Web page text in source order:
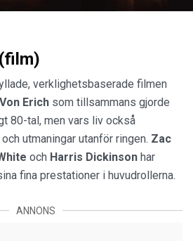
verklighetsbaserade filmen
Von Erich som tillsammans gjorde
80-tal, men vars liv också
utmaningar utanför ringen. Zac
och Harris Dickinson har
fina prestationer i huvudrollerna.
ANNONS